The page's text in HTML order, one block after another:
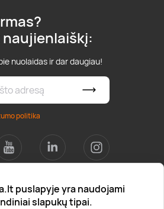
puslapyje yra naudojami
slapukų tipai.
nuolaidas ir dar daugiau!
politika